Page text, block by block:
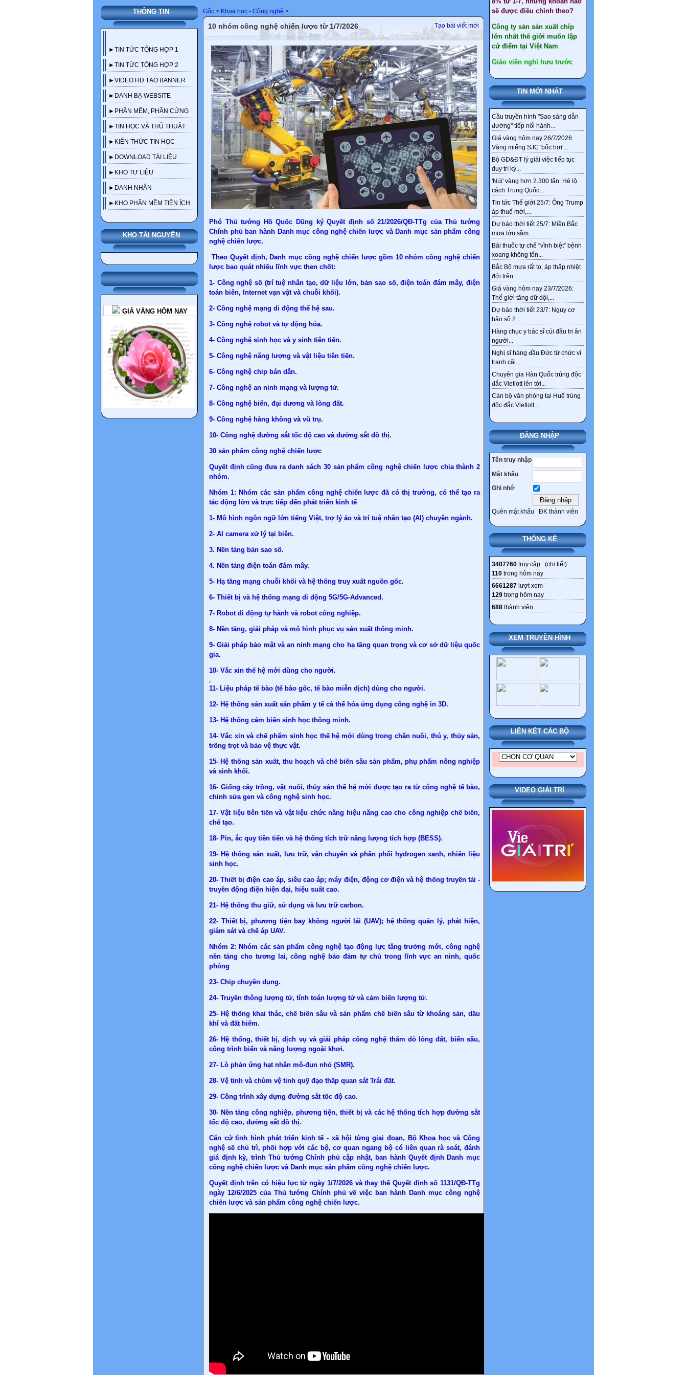
THÔNG TIN
►TIN TỨC TỔNG HỢP 1
►TIN TỨC TỔNG HỢP 2
►VIDEO HD TẠO BANNER
►DANH BẠ WEBSITE
►PHẦN MỀM, PHẦN CỨNG
►TIN HỌC VÀ THỦ THUẬT
►KIẾN THỨC TIN HỌC
►DOWNLOAD TÀI LIỆU
►KHO TƯ LIỆU
►DANH NHÂN
►KHO PHẦN MỀM TIỆN ÍCH
KHO TÀI NGUYÊN
GIÁ VÀNG HÔM NAY
lớn nhất thế giới muốn lập
cứ điểm tại Việt Nam
Giáo viên nghỉ hưu trước
tuổi : Điều kiện, quyền lợi
như thế nào ?
Gần 30 tấn vàng ở Tây Bắc
chỉ là một phần kho vàng
ngầm tại Việt Nam
Tổng hợp văn bản sát nhập
xã, huyện đến 2030
Chi tiết tên gọi 126 xã,
phường mới ở Hà Nội sau
sắp xếp
Sức khỏe, bài thuốc hay
Ngân hàng ‘khai tử’
nickname tài khoản từ 1/4
Thêm 4 nhóm được hưởng
chính sách nghỉ hưu trước
tuổi theo Nghị định 178
TIN MỚI NHẤT
Cầu truyền hình "Sao sáng dẫn
đường" tiếp nối hành...
Giá vàng hôm nay 26/7/2026:
Vàng miếng SJC 'bốc hơi'...
Bộ GD&ĐT lý giải việc tiếp tục
duy trì kỳ...
'Núi' vàng hơn 2.300 tấn: Hé lộ
cách Trung Quốc...
Tin tức Thế giới 25/7: Ông Trump
áp thuế mới,...
Dự báo thời tiết 25/7: Miền Bắc
mưa lớn sầm...
Bài thuốc tự chế “vĩnh biệt” bệnh
xoang không tốn...
Bắc Bộ mưa rất to, áp thấp nhiệt
đới trên...
Giá vàng hôm nay 23/7/2026:
Thế giới tăng dữ dội,...
Dự báo thời tiết 23/7: Nguy cơ
bão số 2...
Hàng chục y bác sĩ cúi đầu tri ân
người...
Nghị sĩ hàng đầu Đức từ chức vì
tranh cãi...
Chuyên gia Hàn Quốc trúng độc
đắc Vietlott lên tới...
Cán bộ văn phòng tại Huế trúng
độc đắc Vietlott...
ĐĂNG NHẬP
Tên truy nhập
Mật khẩu
Ghi nhớ
Quên mật khẩu ĐK thành viên
THỐNG KÊ
3407760 truy cập (chi tiết)
110 trong hôm nay
6661287 lượt xem
129 trong hôm nay
688 thành viên
XEM TRUYỀN HÌNH
LIÊN KẾT CÁC BỘ
VIDEO GIẢI TRÍ
Gốc > Khoa học - Công nghệ >
Tạo bài viết mới
10 nhóm công nghệ chiến lược từ 1/7/2026
Phó Thủ tướng Hồ Quốc Dũng ký Quyết định số 21/2026/QĐ-TTg của Thủ tướng
Chính phủ ban hành Danh mục công nghệ chiến lược và Danh mục sản phẩm công
nghệ chiến lược.
Theo Quyết định, Danh mục công nghệ chiến lược gồm 10 nhóm công nghệ chiến
lược bao quát nhiều lĩnh vực then chốt:
1- Công nghệ số (trí tuệ nhân tạo, dữ liệu lớn, bản sao số, điện toán đám mây, điện
toán biên, Internet vạn vật và chuỗi khối).
2- Công nghệ mạng di động thế hệ sau.
3- Công nghệ robot và tự động hóa.
4- Công nghệ sinh học và y sinh tiên tiến.
5- Công nghệ năng lượng và vật liệu tiên tiến.
6- Công nghệ chip bán dẫn.
7- Công nghệ an ninh mạng và lượng tử.
8- Công nghệ biển, đại dương và lòng đất.
9- Công nghệ hàng không và vũ trụ.
10- Công nghệ đường sắt tốc độ cao và đường sắt đô thị.
30 sản phẩm công nghệ chiến lược
Quyết định cũng đưa ra danh sách 30 sản phẩm công nghệ chiến lược chia thành 2
nhóm.
Nhóm 1: Nhóm các sản phẩm công nghệ chiến lược đã có thị trường, có thể tạo ra
tác động lớn và trực tiếp đến phát triển kinh tế
1- Mô hình ngôn ngữ lớn tiếng Việt, trợ lý ảo và trí tuệ nhân tạo (AI) chuyên ngành.
2- AI camera xử lý tại biên.
3. Nền tảng bản sao số.
4. Nền tảng điện toán đám mây.
5- Hạ tầng mạng chuỗi khối và hệ thống truy xuất nguồn gốc.
6- Thiết bị và hệ thống mạng di động 5G/5G-Advanced.
7- Robot di động tự hành và robot công nghiệp.
8- Nền tảng, giải pháp và mô hình phục vụ sản xuất thông minh.
9- Giải pháp bảo mật và an ninh mạng cho hạ tầng quan trọng và cơ sở dữ liệu quốc
gia.
10- Vắc xin thế hệ mới dùng cho người.
11- Liệu pháp tế bào (tế bào gốc, tế bào miễn dịch) dùng cho người.
12- Hệ thống sản xuất sản phẩm y tế cá thể hóa ứng dụng công nghệ in 3D.
13- Hệ thống cảm biến sinh học thông minh.
14- Vắc xin và chế phẩm sinh học thế hệ mới dùng trong chăn nuôi, thú y, thủy sản,
trồng trọt và bảo vệ thực vật.
15- Hệ thống sản xuất, thu hoạch và chế biến sâu sản phẩm, phụ phẩm nông nghiệp
và sinh khối.
16- Giống cây trồng, vật nuôi, thủy sản thế hệ mới được tạo ra từ công nghệ tế bào,
chỉnh sửa gen và công nghệ sinh học.
17- Vật liệu tiên tiến và vật liệu chức năng hiệu năng cao cho công nghiệp chế biến,
chế tạo.
18- Pin, ắc quy tiên tiến và hệ thống tích trữ năng lượng tích hợp (BESS).
19- Hệ thống sản xuất, lưu trữ, vận chuyển và phân phối hydrogen xanh, nhiên liệu
sinh học.
20- Thiết bị điện cao áp, siêu cao áp; máy điện, động cơ điện và hệ thống truyền tải -
truyền động điện hiện đại, hiệu suất cao.
21- Hệ thống thu giữ, sử dụng và lưu trữ carbon.
22- Thiết bị, phương tiện bay không người lái (UAV); hệ thống quản lý, phát hiện,
giám sát và chế áp UAV.
Nhóm 2: Nhóm các sản phẩm công nghệ tạo động lực tăng trưởng mới, công nghệ
nền tảng cho tương lai, công nghệ bảo đảm tự chủ trong lĩnh vực an ninh, quốc
phòng
23- Chip chuyên dụng.
24- Truyền thông lượng tử, tính toán lượng tử và cảm biến lượng tử.
25- Hệ thống khai thác, chế biến sâu và sản phẩm chế biến sâu từ khoáng sản, dầu
khí và đất hiếm.
26- Hệ thống, thiết bị, dịch vụ và giải pháp công nghệ thăm dò lòng đất, biển sâu,
công trình biển và năng lượng ngoài khơi.
27- Lò phản ứng hạt nhân mô-đun nhỏ (SMR).
28- Vệ tinh và chùm vệ tinh quỹ đạo thấp quan sát Trái đất.
29- Công trình xây dựng đường sắt tốc độ cao.
30- Nền tảng công nghiệp, phương tiện, thiết bị và các hệ thống tích hợp đường sắt
tốc độ cao, đường sắt đô thị.
Căn cứ tình hình phát triển kinh tế - xã hội từng giai đoạn, Bộ Khoa học và Công
nghệ sẽ chủ trì, phối hợp với các bộ, cơ quan ngang bộ có liên quan rà soát, đánh
giá định kỳ, trình Thủ tướng Chính phủ cập nhật, ban hành Quyết định Danh mục
công nghệ chiến lược và Danh mục sản phẩm công nghệ chiến lược.
Quyết định trên có hiệu lực từ ngày 1/7/2026 và thay thế Quyết định số 1131/QĐ-TTg
ngày 12/6/2025 của Thủ tướng Chính phủ về việc ban hành Danh mục công nghệ
chiến lược và sản phẩm công nghệ chiến lược.